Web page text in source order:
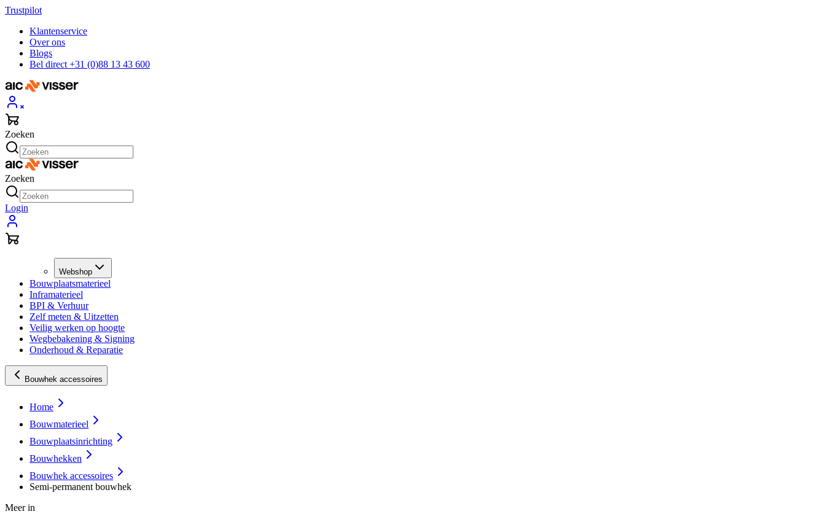
Trustpilot
Klantenservice
Over ons
Blogs
Bel direct +31 (0)88 13 43 600
Zoeken
Zoeken
Login
Webshop
Bouwplaatsmaterieel
Inframaterieel
BPI & Verhuur
Zelf meten & Uitzetten
Veilig werken op hoogte
Wegbebakening & Signing
Onderhoud & Reparatie
Bouwhek accessoires
Home
Bouwmaterieel
Bouwplaatsinrichting
Bouwhekken
Bouwhek accessoires
Semi-permanent bouwhek
Meer in